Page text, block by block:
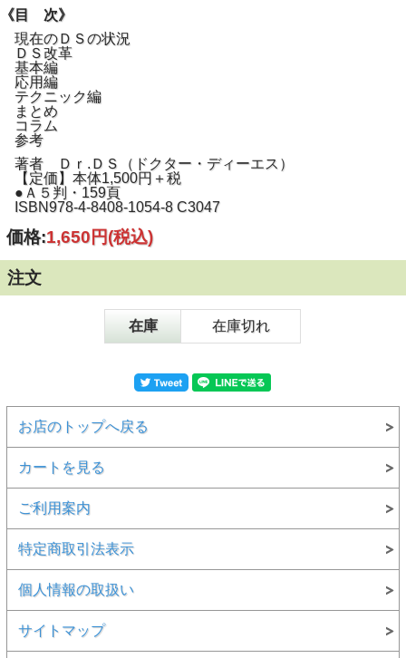
《目 次》
現在のＤＳの状況
ＤＳ改革
基本編
応用編
テクニック編
まとめ
コラム
参考
著者 Ｄｒ.ＤＳ（ドクター・ディーエス）
【定価】本体1,500円＋税
●Ａ５判・159頁
ISBN978-4-8408-1054-8 C3047
価格:1,650円(税込)
注文
在庫 在庫切れ
お店のトップへ戻る
カートを見る
ご利用案内
特定商取引法表示
個人情報の取扱い
サイトマップ